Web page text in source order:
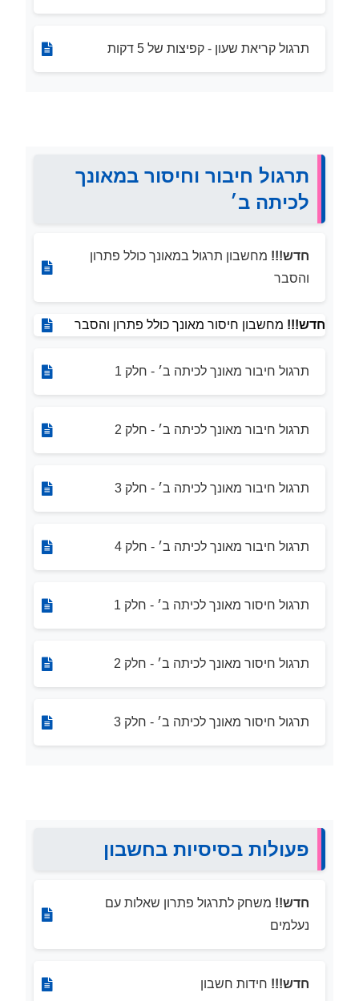
תרגול קריאת שעון - קפיצות של 5 דקות
תרגול חיבור וחיסור במאונך
לכיתה ב׳
חדש!!! מחשבון תרגול במאונך כולל פתרון
והסבר
חדש!!! מחשבון חיסור מאונך כולל פתרון והסבר
תרגול חיבור מאונך לכיתה ב׳ - חלק 1
תרגול חיבור מאונך לכיתה ב׳ - חלק 2
תרגול חיבור מאונך לכיתה ב׳ - חלק 3
תרגול חיבור מאונך לכיתה ב׳ - חלק 4
תרגול חיסור מאונך לכיתה ב׳ - חלק 1
תרגול חיסור מאונך לכיתה ב׳ - חלק 2
תרגול חיסור מאונך לכיתה ב׳ - חלק 3
פעולות בסיסיות בחשבון
חדש!! משחק לתרגול פתרון שאלות עם
נעלמים
חדש!!! חידות חשבון